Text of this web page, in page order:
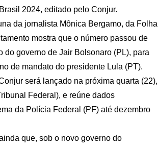
2024, editado pelo Conjur.
da jornalista Mônica Bergamo, da Folha
mostra que o número passou de
do governo de Jair Bolsonaro (PL), para
de mandato do presidente Lula (PT).
será lançado na próxima quarta (22),
Federal), e reúne dados
da Polícia Federal (PF) até dezembro
que, sob o novo governo do